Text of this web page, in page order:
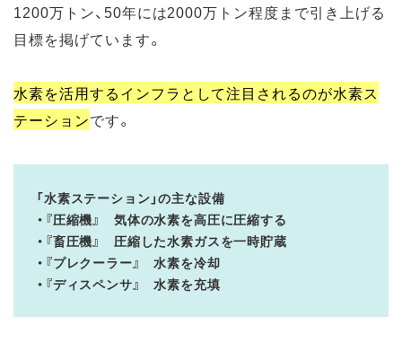
1200万トン、50年には2000万トン程度まで引き上げる
目標を掲げています。
水素を活用するインフラとして注目されるのが水素ス
テーションです。
「水素ステーション」の主な設備
・『圧縮機』 気体の水素を高圧に圧縮する
・『畜圧機』 圧縮した水素ガスを一時貯蔵
・『プレクーラー』 水素を冷却
・『ディスペンサ』 水素を充填